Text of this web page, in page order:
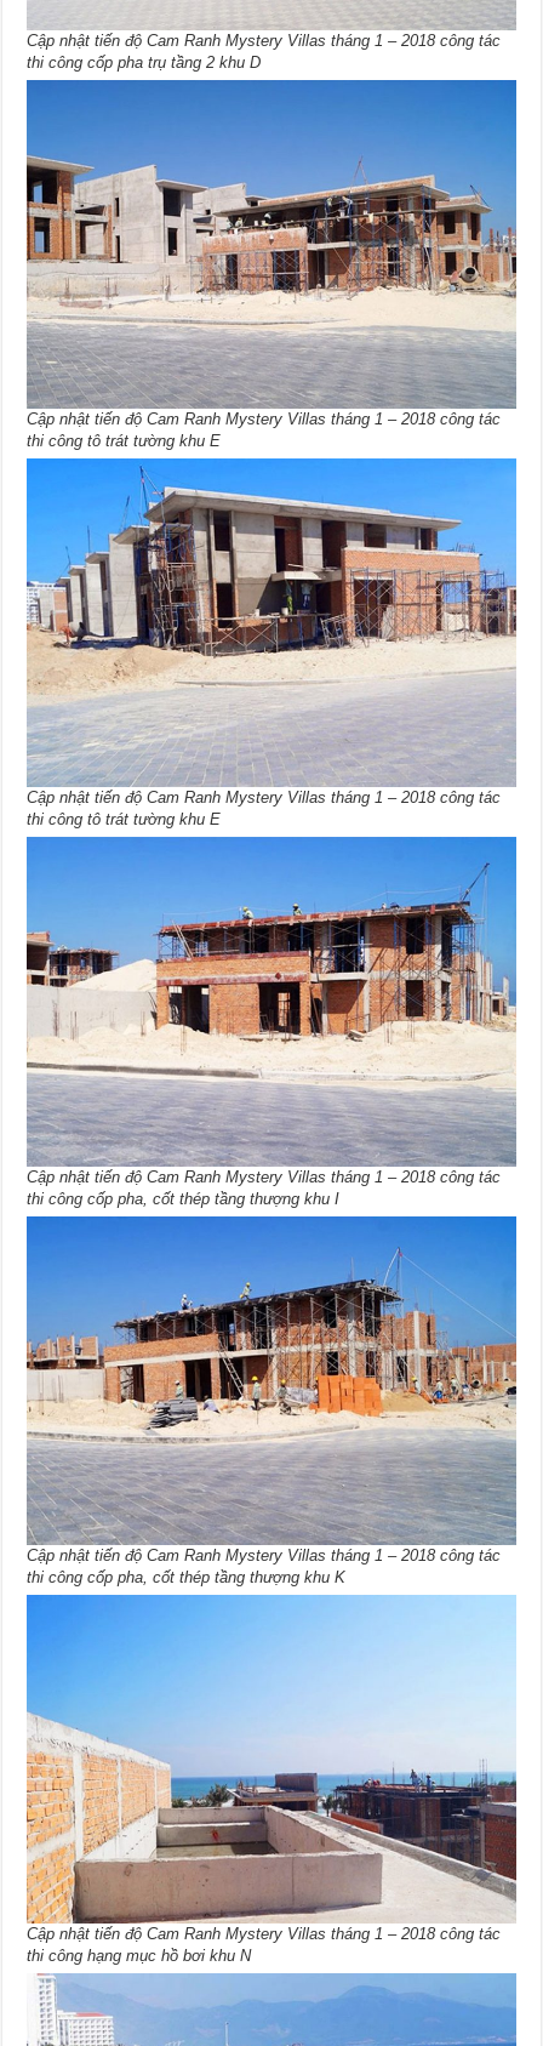
Cập nhật tiến độ Cam Ranh Mystery Villas tháng 1 – 2018 công tác
thi công cốp pha trụ tầng 2 khu D
Cập nhật tiến độ Cam Ranh Mystery Villas tháng 1 – 2018 công tác
thi công tô trát tường khu E
Cập nhật tiến độ Cam Ranh Mystery Villas tháng 1 – 2018 công tác
thi công tô trát tường khu E
Cập nhật tiến độ Cam Ranh Mystery Villas tháng 1 – 2018 công tác
thi công cốp pha, cốt thép tầng thượng khu I
Cập nhật tiến độ Cam Ranh Mystery Villas tháng 1 – 2018 công tác
thi công cốp pha, cốt thép tầng thượng khu K
Cập nhật tiến độ Cam Ranh Mystery Villas tháng 1 – 2018 công tác
thi công hạng mục hồ bơi khu N